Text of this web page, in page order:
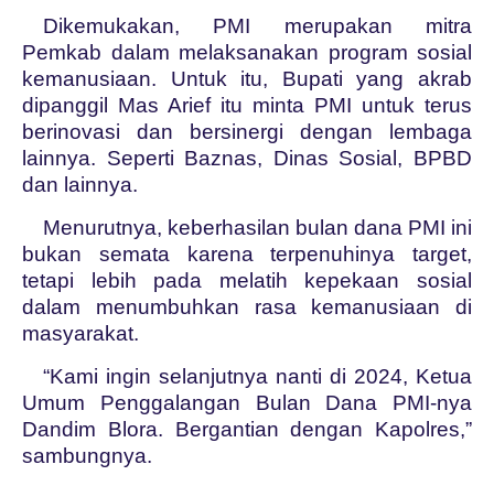
Dikemukakan, PMI merupakan mitra
Pemkab dalam melaksanakan program sosial
kemanusiaan. Untuk itu, Bupati yang akrab
dipanggil Mas Arief itu minta PMI untuk terus
berinovasi dan bersinergi dengan lembaga
lainnya. Seperti Baznas, Dinas Sosial, BPBD
dan lainnya.
Menurutnya, keberhasilan bulan dana PMI ini
bukan semata karena terpenuhinya target,
tetapi lebih pada melatih kepekaan sosial
dalam menumbuhkan rasa kemanusiaan di
masyarakat.
“Kami ingin selanjutnya nanti di 2024, Ketua
Umum Penggalangan Bulan Dana PMI-nya
Dandim Blora. Bergantian dengan Kapolres,”
sambungnya.